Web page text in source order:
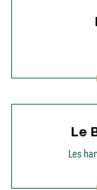
Le
Les